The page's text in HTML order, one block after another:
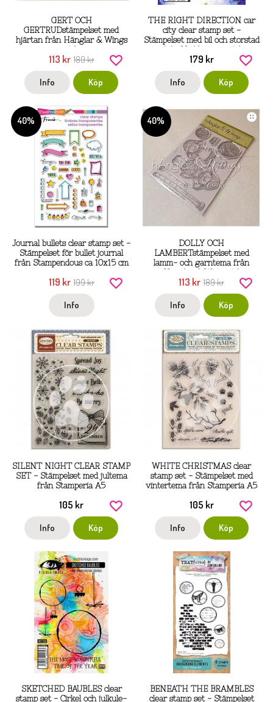
GERT OCH
GERTRUDstämpelset med
hjärtan från Hänglar & Wings
113 kr 189 kr
Info Köp
THE RIGHT DIRECTION car
city clear stamp set -
Stämpelset med bil och storstad
179 kr
Info Köp
40%
Journal bullets clear stamp set -
Stämpelset för bullet journal
från Stampendous ca 10x15 cm
119 kr 199 kr
Info
40%
DOLLY OCH
LAMBERTstämpelset med
lamm- och garntema från
113 kr 189 kr
Info Köp
SILENT NIGHT CLEAR STAMP
SET - Stämpelset med jultema
från Stamperia A5
105 kr
Info Köp
WHITE CHRISTMAS clear
stamp set - Stämpelset med
vintertema från Stamperia A5
105 kr
Info Köp
SKETCHED BAUBLES clear
stamp set - Cirkel och julkule-
BENEATH THE BRAMBLES
clear stamp set - Stämpelset